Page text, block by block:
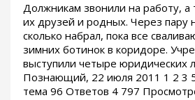
Должникам звонили на работу, а
их друзей и родных. Через пару
сколько набрал, пока все
зимних ботинок в коридоре.
выступили четыре юридических
Познающий, 22 июля 2011 1 2 3
тема 96 Ответов 4 797